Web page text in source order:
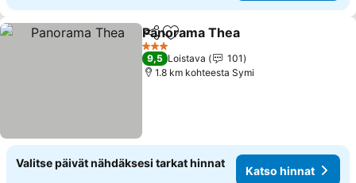
Jaa Lisää suosikkeihin
Panorama Thea
3 Tähtiluokitus
9,5 Loistava
101
1.8 km kohteesta Symi
Valitse päivät nähdäksesi tarkat hinnat
Katso hinnat